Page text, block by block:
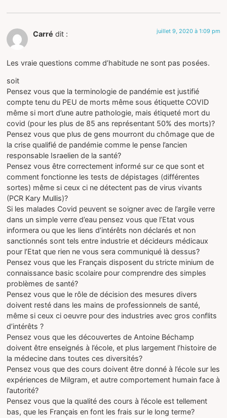
Carré dit : juillet 9, 2020 à 1:09 pm
Les vraie questions comme d’habitude ne sont pas posées.
soit
Pensez vous que la terminologie de pandémie est justifié
compte tenu du PEU de morts même sous étiquette COVID
même si mort d’une autre pathologie, mais étiqueté mort du
covid (pour les plus de 85 ans représentant 50% des morts)?
Pensez vous que plus de gens mourront du chômage que de
la crise qualifié de pandémie comme le pense l’ancien
responsable Israelien de la santé?
Pensez vous être correctement informé sur ce que sont et
comment fonctionne les tests de dépistages (différentes
sortes) même si ceux ci ne détectent pas de virus vivants
(PCR Kary Mullis)?
Si les malades Covid peuvent se soigner avec de l’argile verre
dans un simple verre d’eau pensez vous que l’Etat vous
informera ou que les liens d’intérêts non déclarés et non
sanctionnés sont tels entre industrie et décideurs médicaux
pour l’Etat que rien ne vous sera communiqué là dessus?
Pensez vous que les Français disposent du stricte minium de
connaissance basic scolaire pour comprendre des simples
problèmes de santé?
Pensez vous que le rôle de décision des mesures divers
doivent resté dans les mains de professionnels de santé,
même si ceux ci oeuvre pour des industries avec gros conflits
d’intérêts ?
Pensez vous que les découvertes de Antoine Béchamp
doivent être enseignés à l’école, et plus largement l’histoire de
la médecine dans toutes ces diversités?
Pensez vous que des cours doivent être donné à l’école sur les
expériences de Milgram, et autre comportement humain face à
l’autorité?
Pensez vous que la qualité des cours à l’école est tellement
bas, que les Français en font les frais sur le long terme?